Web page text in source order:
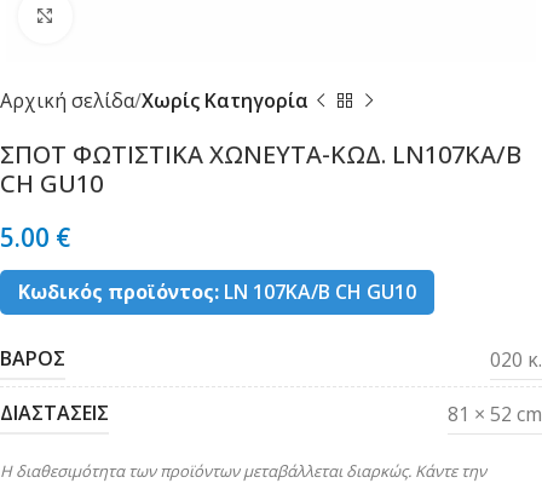
Αρχική σελίδα Χωρίς Κατηγορία
ΣΠΟΤ ΦΩΤΙΣΤΙΚΑ ΧΩΝΕΥΤΑ-ΚΩΔ. LN107KA/B
CH GU10
5.00 €
Κωδικός προϊόντος: LN 107KA/B CH GU10
ΒΑΡΟΣ 020 κ.
ΔΙΑΣΤΑΣΕΙΣ 81 × 52 cm
Η διαθεσιμότητα των προϊόντων μεταβάλλεται διαρκώς. Κάντε την